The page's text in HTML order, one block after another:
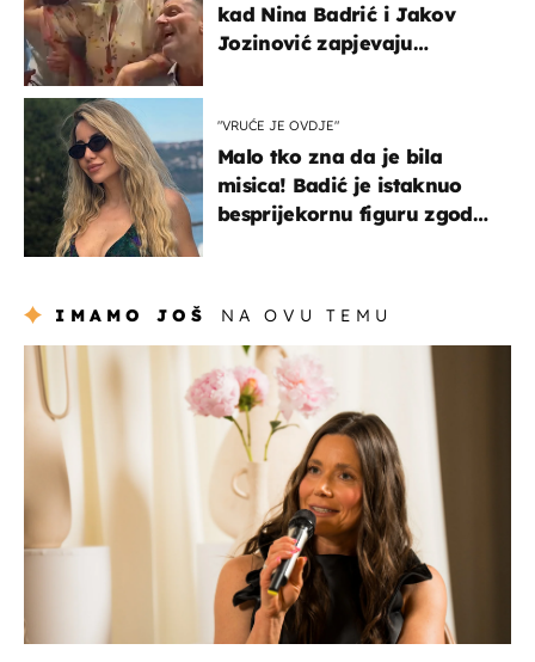
kad Nina Badrić i Jakov
Jozinović zapjevaju
"VRUĆE JE OVDJE"
Malo tko zna da je bila
misica! Badić je istaknuo
besprijekornu figuru zgodne
IMAMO JOŠ NA OVU TEMU
moda & ljepota